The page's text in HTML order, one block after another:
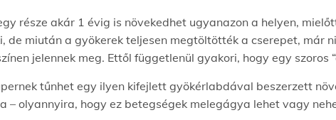
része akár 1 évig is növekedhet ugyanazon a helyen,
de miután a gyökerek teljesen megtöltötték a cserepet, már
jelennek meg. Ettől függetlenül gyakori, hogy egy szoros
tűnhet egy ilyen kifejlett gyökérlabdával beszerzett
– olyannyira, hogy ez betegségek melegágya lehet vagy